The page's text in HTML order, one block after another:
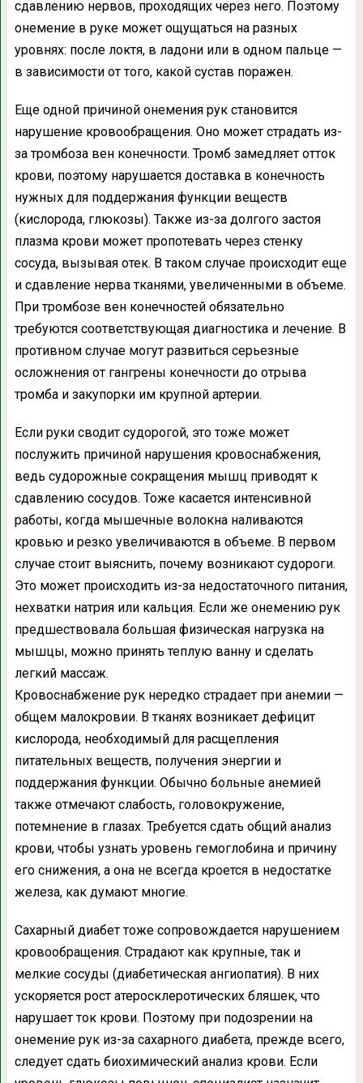
сдавлению нервов, проходящих через него. Поэтому
онемение в руке может ощущаться на разных
уровнях: после локтя, в ладони или в одном пальце —
в зависимости от того, какой сустав поражен.
Еще одной причиной онемения рук становится
нарушение кровообращения. Оно может страдать из-
за тромбоза вен конечности. Тромб замедляет отток
крови, поэтому нарушается доставка в конечность
нужных для поддержания функции веществ
(кислорода, глюкозы). Также из-за долгого застоя
плазма крови может пропотевать через стенку
сосуда, вызывая отек. В таком случае происходит еще
и сдавление нерва тканями, увеличенными в объеме.
При тромбозе вен конечностей обязательно
требуются соответствующая диагностика и лечение. В
противном случае могут развиться серьезные
осложнения от гангрены конечности до отрыва
тромба и закупорки им крупной артерии.
Если руки сводит судорогой, это тоже может
послужить причиной нарушения кровоснабжения,
ведь судорожные сокращения мышц приводят к
сдавлению сосудов. Тоже касается интенсивной
работы, когда мышечные волокна наливаются
кровью и резко увеличиваются в объеме. В первом
случае стоит выяснить, почему возникают судороги.
Это может происходить из-за недостаточного питания,
нехватки натрия или кальция. Если же онемению рук
предшествовала большая физическая нагрузка на
мышцы, можно принять теплую ванну и сделать
легкий массаж.
Кровоснабжение рук нередко страдает при анемии —
общем малокровии. В тканях возникает дефицит
кислорода, необходимый для расщепления
питательных веществ, получения энергии и
поддержания функции. Обычно больные анемией
также отмечают слабость, головокружение,
потемнение в глазах. Требуется сдать общий анализ
крови, чтобы узнать уровень гемоглобина и причину
его снижения, а она не всегда кроется в недостатке
железа, как думают многие.
Сахарный диабет тоже сопровождается нарушением
кровообращения. Страдают как крупные, так и
мелкие сосуды (диабетическая ангиопатия). В них
ускоряется рост атеросклеротических бляшек, что
нарушает ток крови. Поэтому при подозрении на
онемение рук из-за сахарного диабета, прежде всего,
следует сдать биохимический анализ крови. Если